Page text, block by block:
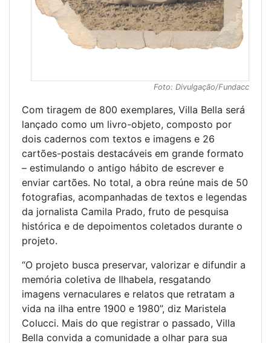
Foto: Divulgação/Fundacc
Com tiragem de 800 exemplares, Villa Bella será
lançado como um livro-objeto, composto por
dois cadernos com textos e imagens e 26
cartões-postais destacáveis em grande formato
– estimulando o antigo hábito de escrever e
enviar cartões. No total, a obra reúne mais de 50
fotografias, acompanhadas de textos e legendas
da jornalista Camila Prado, fruto de pesquisa
histórica e de depoimentos coletados durante o
projeto.
“O projeto busca preservar, valorizar e difundir a
memória coletiva de Ilhabela, resgatando
imagens vernaculares e relatos que retratam a
vida na ilha entre 1900 e 1980”, diz Maristela
Colucci. Mais do que registrar o passado, Villa
Bella convida a comunidade a olhar para sua